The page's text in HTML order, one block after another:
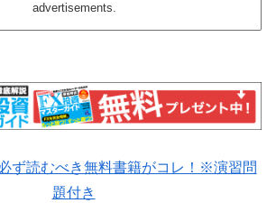
advertisements.
ず読むべき無料書籍がコレ！※演習問
題付き